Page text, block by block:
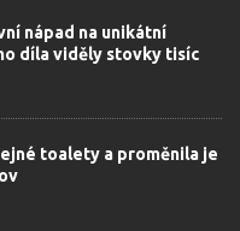
nápad na unikátní
díla viděly stovky tisíc
toalety a proměnila je